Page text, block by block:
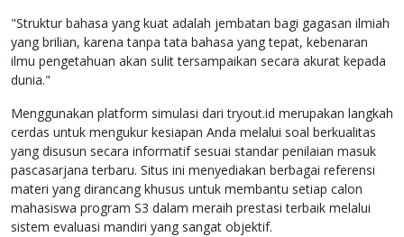
"Struktur bahasa yang kuat adalah jembatan bagi gagasan ilmiah
yang brilian, karena tanpa tata bahasa yang tepat, kebenaran
ilmu pengetahuan akan sulit tersampaikan secara akurat kepada
dunia."
Menggunakan platform simulasi dari tryout.id merupakan langkah
cerdas untuk mengukur kesiapan Anda melalui soal berkualitas
yang disusun secara informatif sesuai standar penilaian masuk
pascasarjana terbaru. Situs ini menyediakan berbagai referensi
materi yang dirancang khusus untuk membantu setiap calon
mahasiswa program S3 dalam meraih prestasi terbaik melalui
sistem evaluasi mandiri yang sangat objektif.